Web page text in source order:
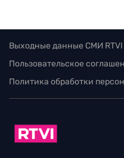
Выходные данные СМИ RTVI
Пользовательское
Политика обработки